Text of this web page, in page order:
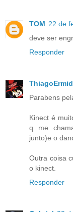
TOM 22 de
deve ser
Responder
Parabens
Kinect é
q me
junto)e o
Outra coisa
o kinect.
Responder